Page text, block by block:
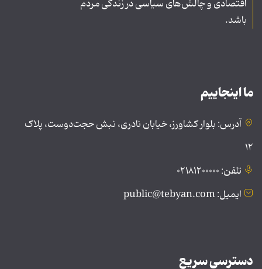
اقتصادی و چالش‌های سیاسی در زندگی مردم
باشد.
ما اینجاییم
آدرس: بلوار کشاورز، خیابان نادری، نبش حجت‌دوست، پلاک
۱۲
تلفن: ۰۲۱۸۱۲۰۰۰۰۰
ایمیل: public@tebyan.com
دسترسی سریع